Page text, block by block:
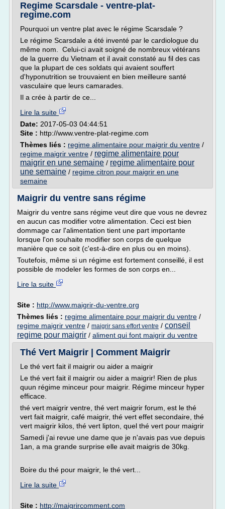
Regime Scarsdale - ventre-plat-
regime.com
Pourquoi un ventre plat avec le régime Scarsdale ?
Le régime Scarsdale a été inventé par le cardiologue du
même nom. Celui-ci avait soigné de nombreux vétérans
de la guerre du Vietnam et il avait constaté au fil des cas
que la plupart de ces soldats qui avaient souffert
d'hyponutrition se trouvaient en bien meilleure santé
vasculaire que leurs camarades.
Il a crée à partir de ce...
Lire la suite
Date: 2017-05-03 04:44:51
Site : http://www.ventre-plat-regime.com
Thèmes liés : regime alimentaire pour maigrir du ventre /
regime maigrir ventre / regime alimentaire pour
maigrir en une semaine / regime alimentaire pour
une semaine / regime citron pour maigrir en une
semaine
Maigrir du ventre sans régime
Maigrir du ventre sans régime veut dire que vous ne devrez
en aucun cas modifier votre alimentation. Ceci est bien
dommage car l'alimentation tient une part importante
lorsque l'on souhaite modifier son corps de quelque
manière que ce soit (c'est-à-dire en plus ou en moins).
Toutefois, même si un régime est fortement conseillé, il est
possible de modeler les formes de son corps en...
Lire la suite
Site : http://www.maigrir-du-ventre.org
Thèmes liés : regime alimentaire pour maigrir du ventre /
regime maigrir ventre / maigrir sans effort ventre / conseil
regime pour maigrir / aliment qui font maigrir du ventre
Thé Vert Maigrir | Comment Maigrir
Le thé vert fait il maigrir ou aider a maigrir
Le thé vert fait il maigrir ou aider a maigrir! Rien de plus
quun régime minceur pour maigrir. Régime minceur hyper
efficace.
thé vert maigrir ventre, thé vert maigrir forum, est le thé
vert fait maigrir, café maigrir, thé vert effet secondaire, thé
vert maigrir kilos, thé vert lipton, quel thé vert pour maigrir
Samedi j'ai revue une dame que je n'avais pas vue depuis
1an, a ma grande surprise elle avait maigris de 30kg.
Boire du thé pour maigrir, le thé vert...
Lire la suite
Site : http://maigrircomment.com